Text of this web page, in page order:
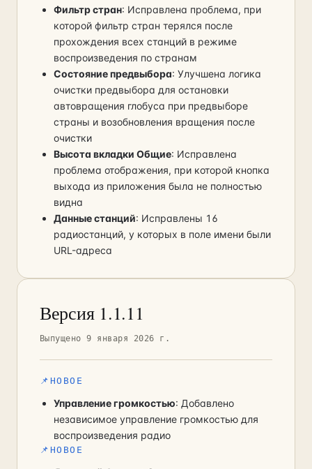
Фильтр стран: Исправлена проблема, при
которой фильтр стран терялся после
прохождения всех станций в режиме
воспроизведения по странам
Состояние предвыбора: Улучшена логика
очистки предвыбора для остановки
автовращения глобуса при предвыборе
страны и возобновления вращения после
очистки
Высота вкладки Общие: Исправлена
проблема отображения, при которой кнопка
выхода из приложения была не полностью
видна
Данные станций: Исправлены 16
радиостанций, у которых в поле имени были
URL-адреса
Версия 1.1.11
Выпущено 9 января 2026 г.
📌 НОВОЕ
Управление громкостью: Добавлено
независимое управление громкостью для
воспроизведения радио
📌 НОВОЕ